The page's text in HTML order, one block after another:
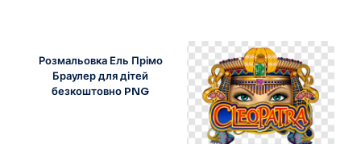
Розмальовка Ель Прімо
Браулер для дітей
безкоштовно PNG